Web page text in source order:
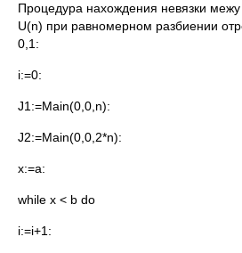
Процедура нахождения невязки
U(n) при равномерном разбиении
0,1:
i:=0:
J1:=Main(0,0,n):
J2:=Main(0,0,2*n):
x:=a:
while x < b do
i:=i+1: